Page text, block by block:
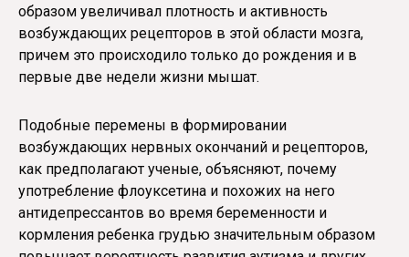
образом увеличивал плотность и активность
возбуждающих рецепторов в этой области мозга,
причем это происходило только до рождения и в
первые две недели жизни мышат.
Подобные перемены в формировании
возбуждающих нервных окончаний и рецепторов,
как предполагают ученые, объясняют, почему
употребление флоуксетина и похожих на него
антидепрессантов во время беременности и
кормления ребенка грудью значительным образом